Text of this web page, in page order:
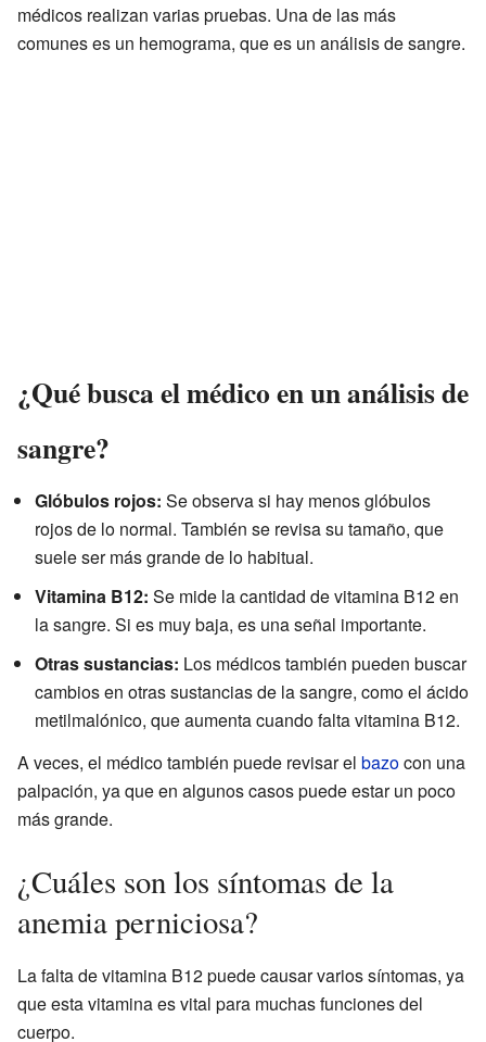
médicos realizan varias pruebas. Una de las más
comunes es un hemograma, que es un análisis de sangre.
¿Qué busca el médico en un análisis de
sangre?
Glóbulos rojos: Se observa si hay menos glóbulos
rojos de lo normal. También se revisa su tamaño, que
suele ser más grande de lo habitual.
Vitamina B12: Se mide la cantidad de vitamina B12 en
la sangre. Si es muy baja, es una señal importante.
Otras sustancias: Los médicos también pueden buscar
cambios en otras sustancias de la sangre, como el ácido
metilmalónico, que aumenta cuando falta vitamina B12.
A veces, el médico también puede revisar el bazocon una
palpación, ya que en algunos casos puede estar un poco
más grande.
¿Cuáles son los síntomas de la
anemia perniciosa?
La falta de vitamina B12 puede causar varios síntomas, ya
que esta vitamina es vital para muchas funciones del
cuerpo.